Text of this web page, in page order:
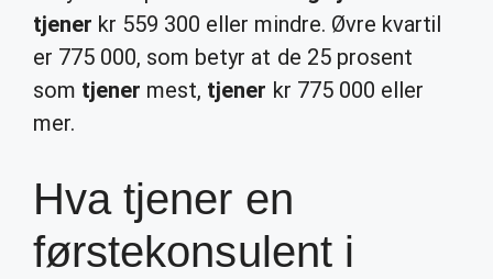
tjener kr 559 300 eller mindre. Øvre kvartil
er 775 000, som betyr at de 25 prosent
som tjener mest, tjener kr 775 000 eller
mer.
Hva tjener en
førstekonsulent i